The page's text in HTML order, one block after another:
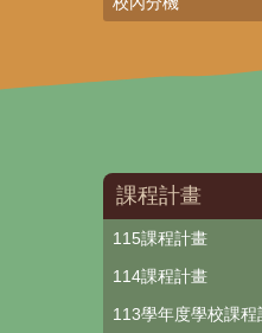
課程計畫
115課程計畫
114課程計畫
113學年度學校課程